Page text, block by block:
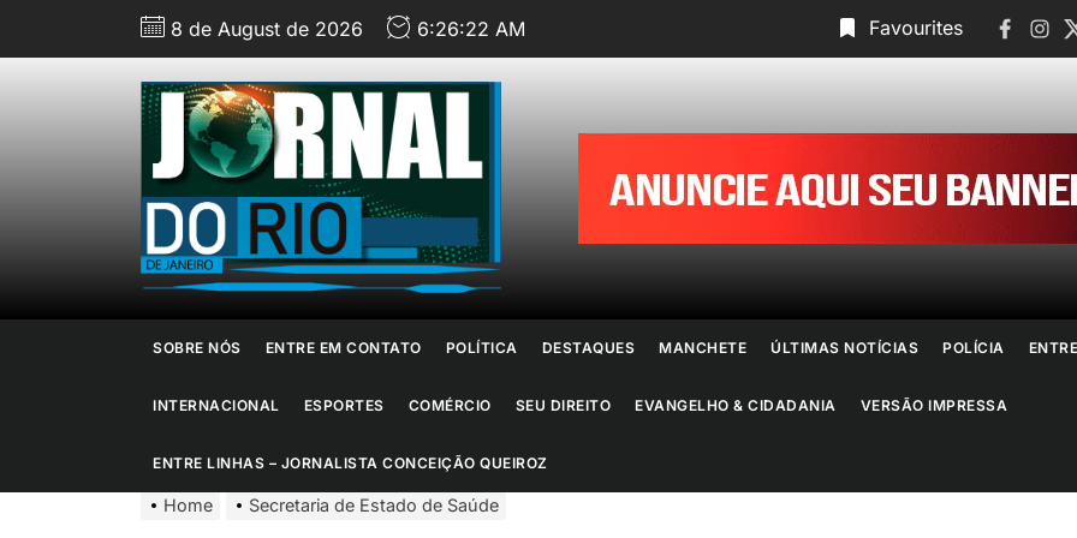
8 de August de 2026 6:26:23 AM Favourites
Jornal
do
Rio
de
Janeiro
SOBRE NÓS ENTRE EM CONTATO POLÍTICA DESTAQUES MANCHETE ÚLTIMAS NOTÍCIAS POLÍCIA
INTERNACIONAL ESPORTES COMÉRCIO SEU DIREITO EVANGELHO & CIDADANIA VERSÃO IMPRESSA
ENTRE LINHAS – JORNALISTA CONCEIÇÃO QUEIROZ
Home Secretaria de Estado de Saúde